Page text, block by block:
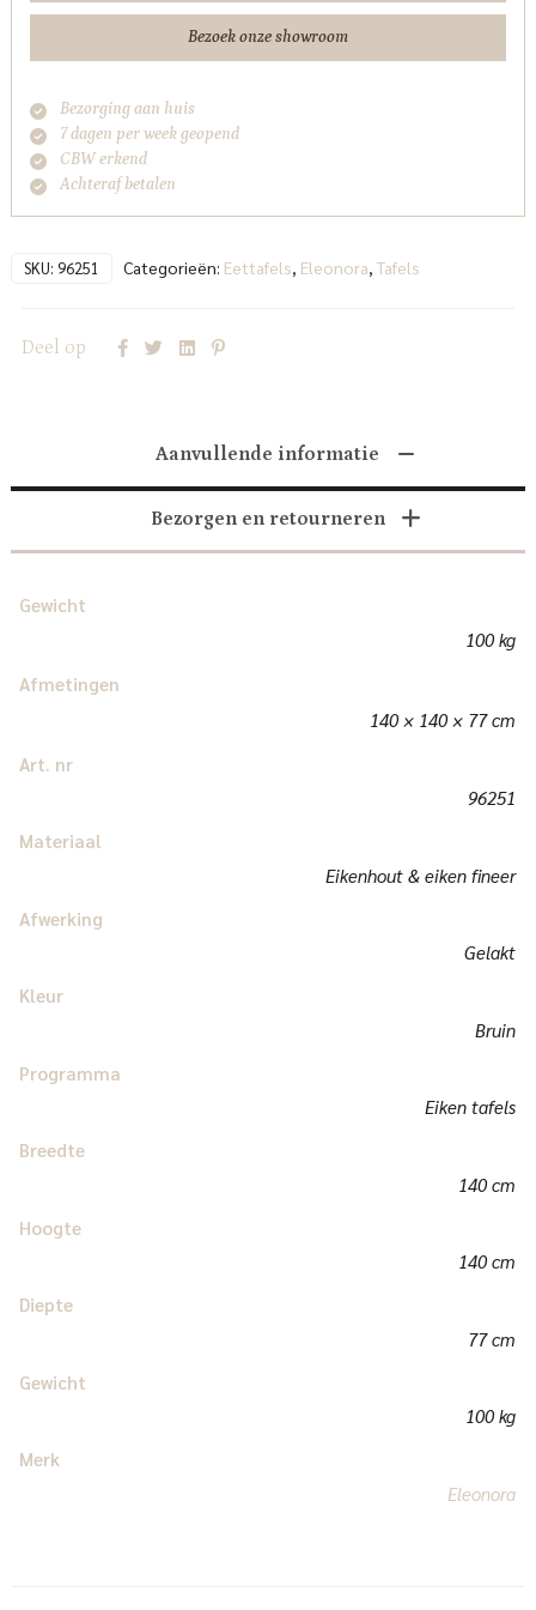
Bezoek onze showroom
Bezorging aan huis
7 dagen per week geopend
CBW erkend
Achteraf betalen
SKU: 96251 Categorieën: Eettafels, Eleonora, Tafels
Deel op
Aanvullende informatie
Bezorgen en retourneren
Gewicht
100 kg
Afmetingen
140 × 140 × 77 cm
Art. nr
96251
Materiaal
Eikenhout & eiken fineer
Afwerking
Gelakt
Kleur
Bruin
Programma
Eiken tafels
Breedte
140 cm
Hoogte
140 cm
Diepte
77 cm
Gewicht
100 kg
Merk
Eleonora